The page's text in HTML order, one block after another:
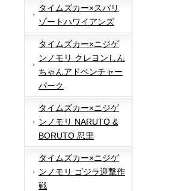
タイムズカー×スパリ
ゾートハワイアンズ
タイムズカー×ニジゲ
ンノモリ クレヨンしん
ちゃんアドベンチャー
パーク
タイムズカー×ニジゲ
ンノモリ NARUTO &
BORUTO 忍里
タイムズカー×ニジゲ
ンノモリ ゴジラ迎撃作
戦